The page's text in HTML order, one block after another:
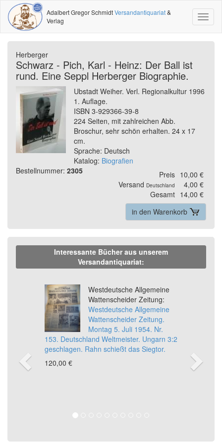
Adalbert Gregor SchmidtVersandantiquariat&
Verlag
Herberger
Schwarz - Pich, Karl - Heinz: Der Ball ist
rund. Eine Seppl Herberger Biographie.
Ubstadt Weiher. Verl. Regionalkultur 1996
1. Auflage.
ISBN 3-929366-39-8
224 Seiten, mit zahlreichen Abb.
Broschur, sehr schön erhalten. 24 x 17
cm.
Sprache: Deutsch
Katalog: Biografien
Bestellnummer: 2305 Preis 10,00 €
Versand Deutschland
4,00 €
Gesamt 14,00 €
in den Warenkorb
Interessante Bücher aus unserem
Versandantiquariat:
Westdeutsche Allgemeine
Wattenscheider Zeitung:
Westdeutsche Allgemeine
Wattenscheider Zeitung.
Montag 5. Juli 1954. Nr.
153. Deutschland Weltmeister. Ungarn 3:2
geschlagen. Rahn schießt das Siegtor.
120,00 €
Previous